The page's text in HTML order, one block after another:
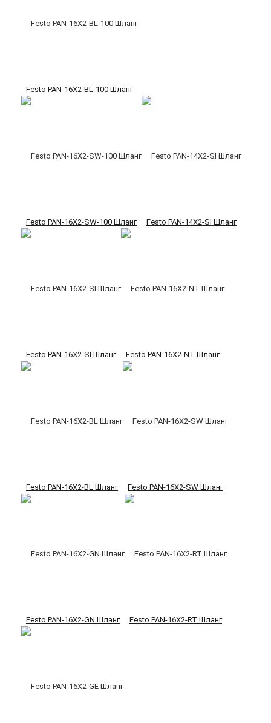
Festo PAN-16X2-BL-100 Шланг
Festo PAN-16X2-SW-100 Шланг Festo PAN-14X2-SI Шланг
Festo PAN-16X2-SI Шланг Festo PAN-16X2-NT Шланг
Festo PAN-16X2-BL Шланг Festo PAN-16X2-SW Шланг
Festo PAN-16X2-GN Шланг Festo PAN-16X2-RT Шланг